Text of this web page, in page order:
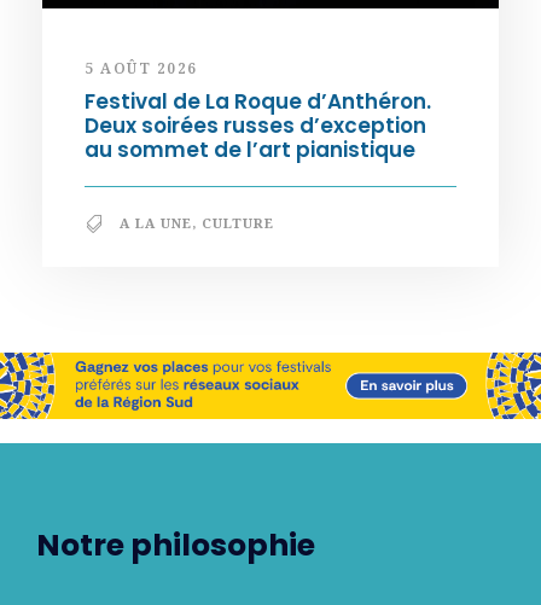
5 AOÛT 2026
Festival de La Roque d’Anthéron.
Deux soirées russes d’exception
au sommet de l’art pianistique
A LA UNE, CULTURE
Notre philosophie